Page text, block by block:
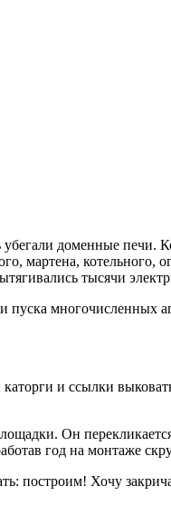
доменные печи.
мартена, котельного,
тысячи
многочисленных
и ссылки
Он
год на монтаже
построим! Хочу